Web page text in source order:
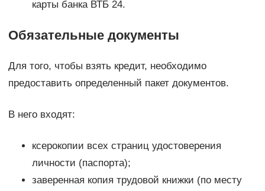
карты банка ВТБ 24.
Обязательные документы
Для того, чтобы взять кредит, необходимо
предоставить определенный пакет документов.
В него входят:
ксерокопии всех страниц удостоверения
личности (паспорта);
заверенная копия трудовой книжки (по месту